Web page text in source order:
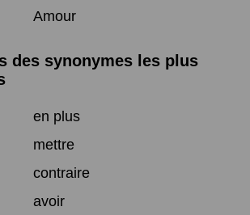
Amour
des synonymes les plus
en plus
mettre
contraire
avoir